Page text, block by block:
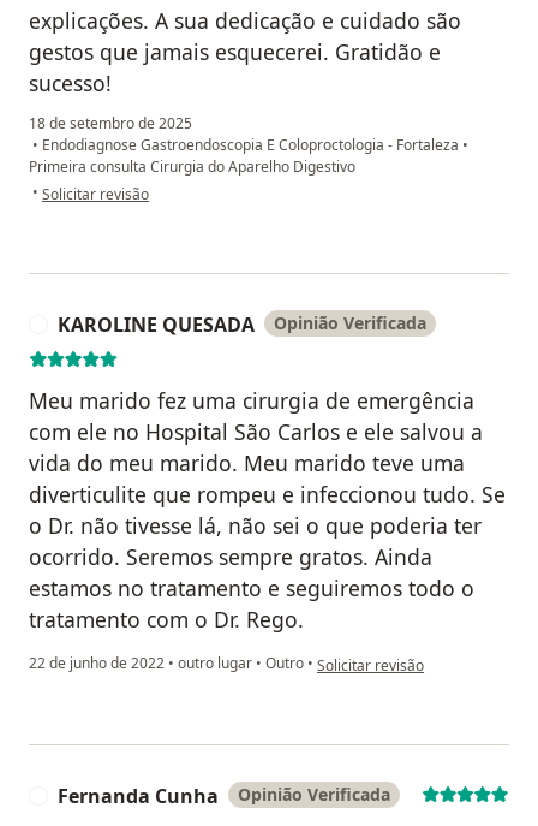
explicações. A sua dedicação e cuidado são
gestos que jamais esquecerei. Gratidão e
sucesso!
18 de setembro de 2025
• Endodiagnose Gastroendoscopia E Coloproctologia - Fortaleza •
Primeira consulta Cirurgia do Aparelho Digestivo
• na opinião do utilizador Lidiane Araújo
Solicitar revisão
KAROLINE QUESADA Opinião Verificada
Meu marido fez uma cirurgia de emergência
com ele no Hospital São Carlos e ele salvou a
vida do meu marido. Meu marido teve uma
diverticulite que rompeu e infeccionou tudo. Se
o Dr. não tivesse lá, não sei o que poderia ter
ocorrido. Seremos sempre gratos. Ainda
estamos no tratamento e seguiremos todo o
tratamento com o Dr. Rego.
22 de junho de 2022 • outro lugar • Outro • na opinião do utilizador
Solicitar revisão
Fernanda Cunha Opinião Verificada